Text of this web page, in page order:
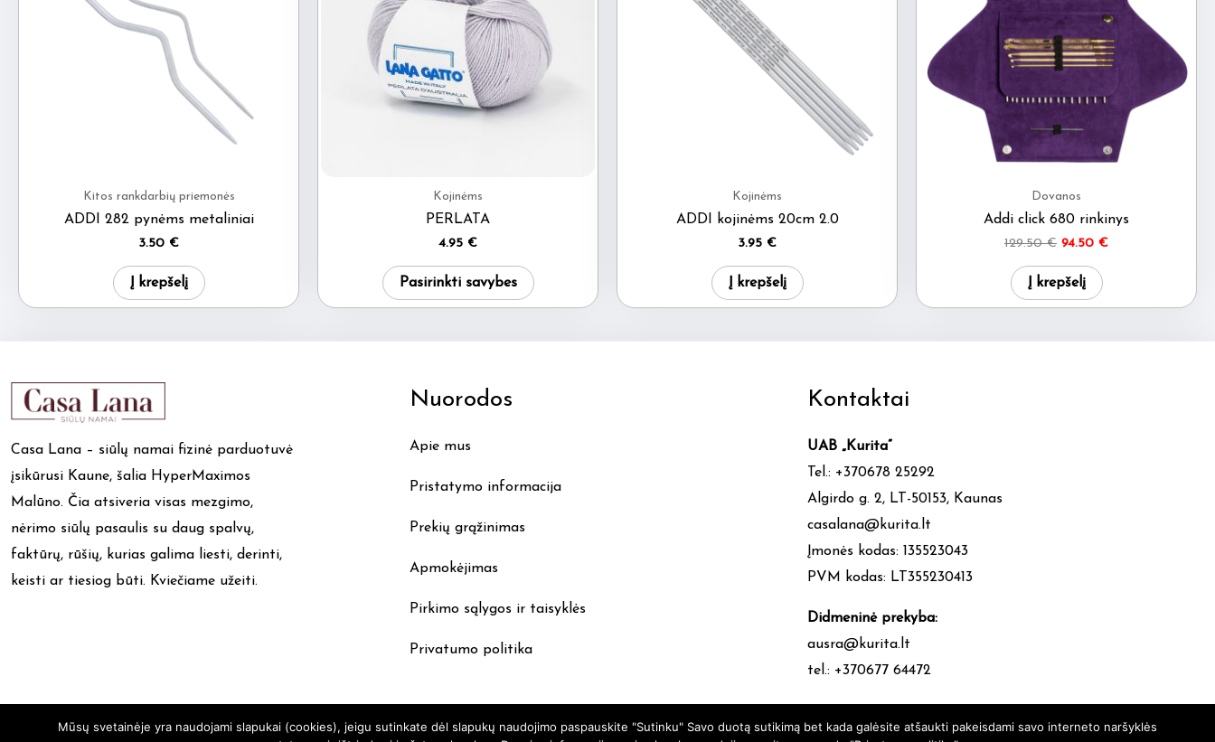
Kitos rankdarbių priemonės
ADDI 282 pynėms metaliniai
3.50 €
Į krepšelį
Kojinėms
PERLATA
4.95 €
Pasirinkti savybes
be
page
Kojinėms
ADDI kojinėms 20cm 2.0
3.95 €
Į krepšelį
Dovanos
Addi click 680 rinkinys
129.50€ Original
was:
129.50 €.
94.50 €Current
Į krepšelį
Casa Lana – siūlų namai fizinė parduotuvė
įsikūrusi Kaune, šalia HyperMaximos
Malūno. Čia atsiveria visas mezgimo,
nėrimo siūlų pasaulis su daug spalvų,
faktūrų, rūšių, kurias galima liesti, derinti,
keisti ar tiesiog būti. Kviečiame užeiti.
Nuorodos
Apie mus
Pristatymo informacija
Prekių grąžinimas
Apmokėjimas
Pirkimo sąlygos ir taisyklės
Privatumo politika
Kontaktai
UAB „Kurita”
Tel.: +370678 25292
Algirdo g. 2, LT-50153, Kaunas
casalana@kurita.lt
Įmonės kodas: 135523043
PVM kodas: LT355230413
Didmeninė prekyba:
ausra@kurita.lt
tel.: +370677 64472
Mūsų svetainėje yra naudojami slapukai (cookies), jeigu sutinkate dėl slapukų naudojimo paspauskite "Sutinku" Savo duotą sutikimą bet kada galėsite atšaukti pakeisdami savo interneto naršyklės